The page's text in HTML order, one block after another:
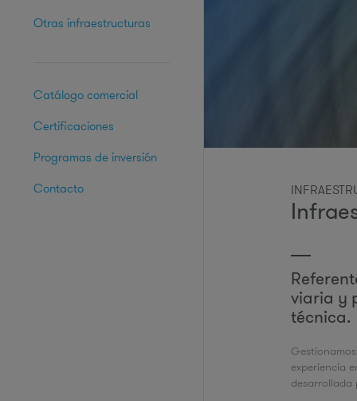
viaria y
técnica.
experiencia
desarrollada
Otras infraestructuras
Catálogo comercial
Certificaciones
Programas de inversión
Contacto